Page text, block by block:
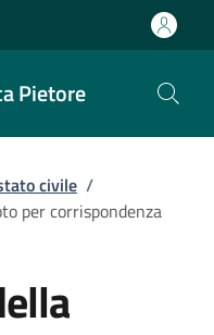
Pietore
civile /
per corrispondenza